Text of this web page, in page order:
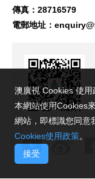
傳真：28716579
電郵地址：
澳廣視 Cookies 使用
本網站使用Cookies
網站，即標識您同意
Cookies使用政策。
接受